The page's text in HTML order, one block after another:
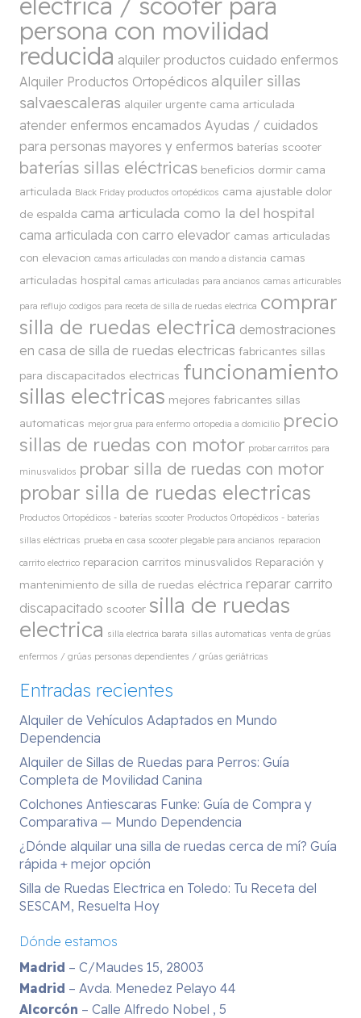
persona con movilidad
reducida alquiler productos cuidado enfermos
Alquiler Productos Ortopédicos alquiler sillas
salvaescaleras alquiler urgente cama articulada
atender enfermos encamados Ayudas / cuidados
para personas mayores y enfermos baterías scooter
baterías sillas eléctricas beneficios dormir cama
articulada Black Friday productos ortopédicos cama ajustable dolor
de espalda cama articulada como la del hospital
cama articulada con carro elevador camas articuladas
con elevacion camas articuladas con mando a distancia camas
articuladas hospital camas articuladas para ancianos camas articurables
para reflujo codigos para receta de silla de ruedas electrica comprar
silla de ruedas electrica demostraciones
en casa de silla de ruedas electricas fabricantes sillas
para discapacitados electricas funcionamiento
sillas electricas mejores fabricantes sillas
automaticas mejor grua para enfermo ortopedia a domicilio precio
sillas de ruedas con motor probar carritos para
minusvalidos probar silla de ruedas con motor
probar silla de ruedas electricas
Productos Ortopédicos - baterías scooter Productos Ortopédicos - baterías
sillas eléctricas prueba en casa scooter plegable para ancianos reparacion
carrito electrico reparacion carritos minusvalidos Reparación y
mantenimiento de silla de ruedas eléctrica reparar carrito
discapacitado scooter silla de ruedas
electrica silla electrica barata sillas automaticas venta de grúas
enfermos / grúas personas dependientes / grúas geriátricas
Entradas recientes
Alquiler de Vehículos Adaptados en Mundo
Dependencia
Alquiler de Sillas de Ruedas para Perros: Guía
Completa de Movilidad Canina
Colchones Antiescaras Funke: Guía de Compra y
Comparativa — Mundo Dependencia
¿Dónde alquilar una silla de ruedas cerca de mí? Guía
rápida + mejor opción
Silla de Ruedas Electrica en Toledo: Tu Receta del
SESCAM, Resuelta Hoy
Dónde estamos
Madrid – C/Maudes 15, 28003
Madrid – Avda. Menedez Pelayo 44
Alcorcón – Calle Alfredo Nobel , 5